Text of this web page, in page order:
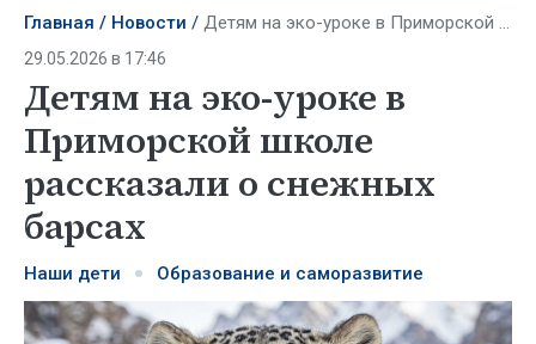
Главная Новости Детям на эко-уроке в Приморской школе рассказали о снежных барсах
29.05.2026 в 17:46
Детям на эко-уроке в
Приморской школе
рассказали о снежных
барсах
Наши дети Образование и саморазвитие